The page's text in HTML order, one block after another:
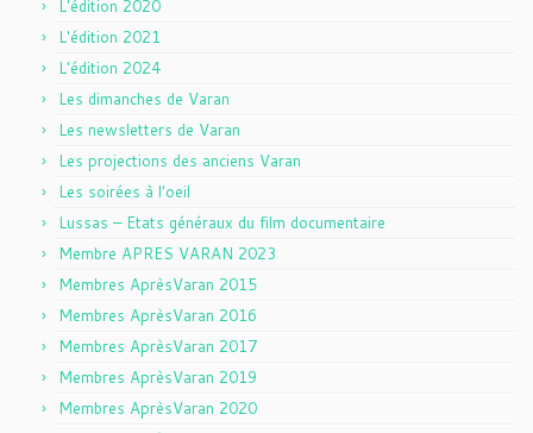
L'édition 2020
L'édition 2021
L'édition 2024
Les dimanches de Varan
Les newsletters de Varan
Les projections des anciens Varan
Les soirées à l'oeil
Lussas – Etats généraux du film documentaire
Membre APRES VARAN 2023
Membres AprèsVaran 2015
Membres AprèsVaran 2016
Membres AprèsVaran 2017
Membres AprèsVaran 2019
Membres AprèsVaran 2020